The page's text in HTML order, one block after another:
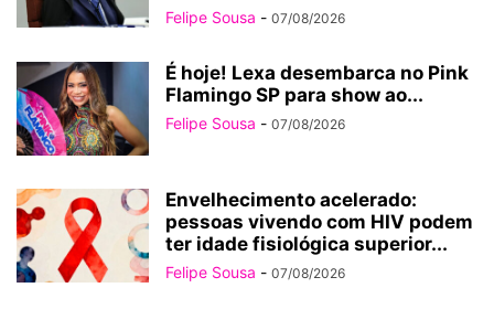
Felipe Sousa - 07/08/2026
É hoje! Lexa desembarca no Pink
Flamingo SP para show ao...
Felipe Sousa - 07/08/2026
Envelhecimento acelerado:
pessoas vivendo com HIV podem
ter idade fisiológica superior...
Felipe Sousa - 07/08/2026